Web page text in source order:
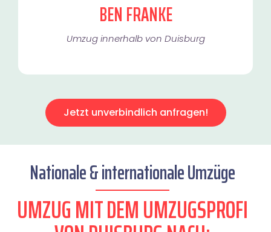
BEN FRANKE
Umzug innerhalb von Duisburg​
Jetzt unverbindlich anfragen!
Nationale & internationale Umzüge
UMZUG MIT DEM UMZUGSPROFI